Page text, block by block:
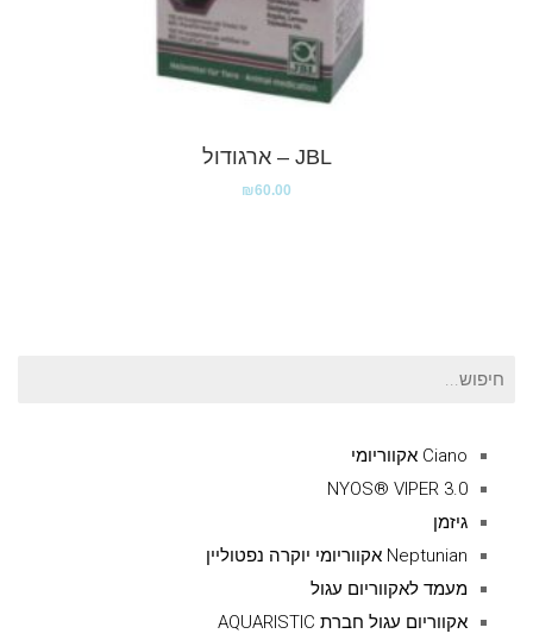
JBL – ארגודול
₪60.00
חיפוש
Ciano אקווריומי
NYOS® VIPER 3.0
גיזמן
Neptunian אקווריומי יוקרה נפטוליין
מעמד לאקווריום עגול
אקווריום עגול חברת AQUARISTIC